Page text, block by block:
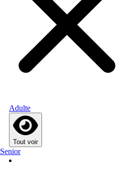
Adulte
Tout voir
Senior